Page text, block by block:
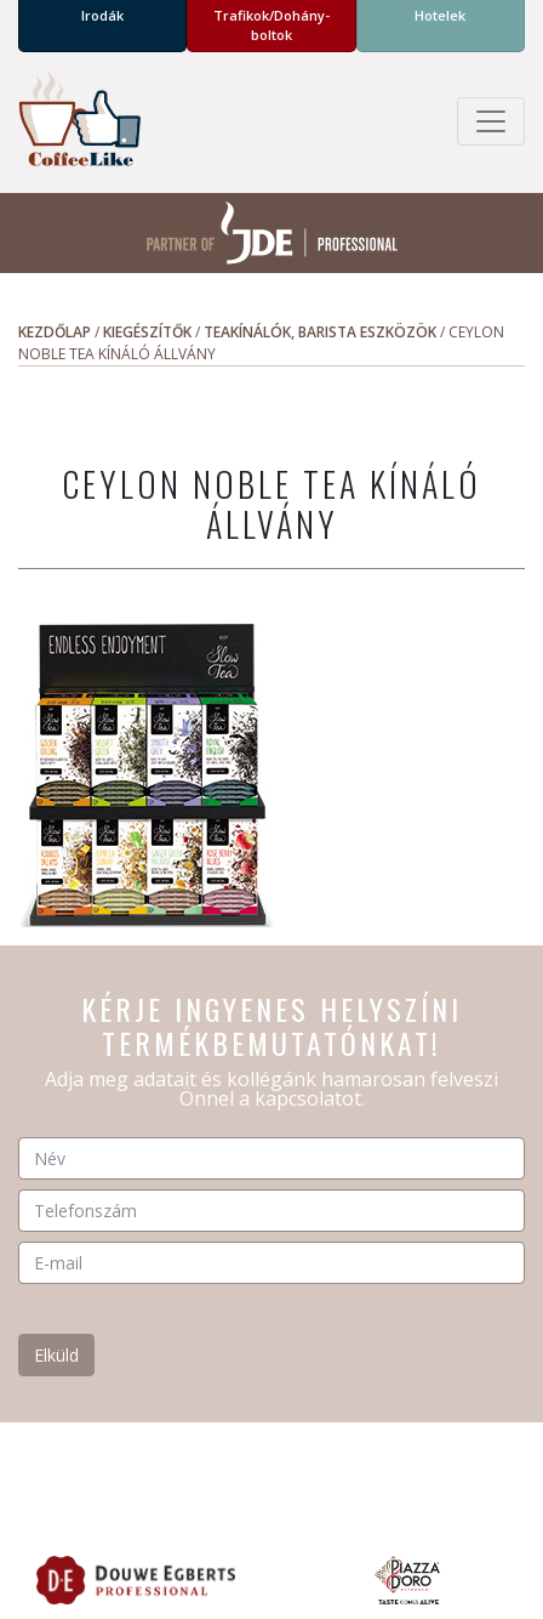
Irodák
Trafikok/­Dohány­
boltok
Hotelek
KEZDŐLAP /KIEGÉSZÍTŐK/ TEAKÍNÁLÓK, BARISTA ESZKÖZÖK/ CEYLON
NOBLE TEA KÍNÁLÓ ÁLLVÁNY
CEYLON NOBLE TEA KÍNÁLÓ
ÁLLVÁNY
KÉRJE INGYENES HELYSZÍNI
TERMÉKBEMUTATÓNKAT!
Adja meg adatait és kollégánk hamarosan felveszi
Önnel a kapcsolatot.